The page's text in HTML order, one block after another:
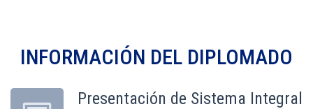
INFORMACIÓN DEL DIPLOMADO
Presentación de Sistema Integral